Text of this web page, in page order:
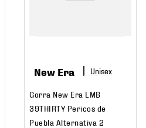
New Era
Gorra New Era LMB
39THIRTY Pericos de
Puebla Alternativa 2